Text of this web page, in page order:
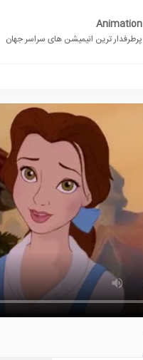
Animation
پرطرفدار ترین انیمیشن های سراسر جهان